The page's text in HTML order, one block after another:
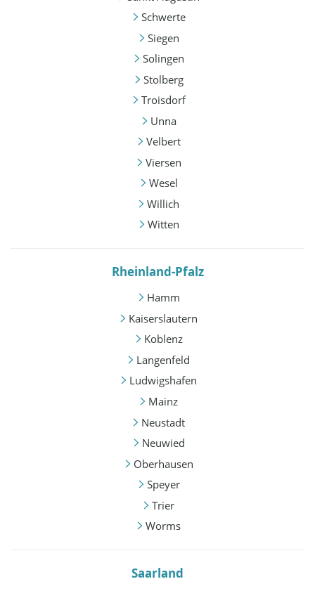
Schwerte
Siegen
Solingen
Stolberg
Troisdorf
Unna
Velbert
Viersen
Wesel
Willich
Witten
Rheinland-Pfalz
Hamm
Kaiserslautern
Koblenz
Langenfeld
Ludwigshafen
Mainz
Neustadt
Neuwied
Oberhausen
Speyer
Trier
Worms
Saarland